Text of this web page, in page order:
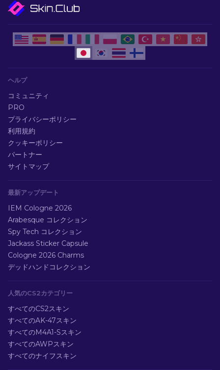
ヘルプ
コミュニティ
PRO
プライバシーポリシー
利用規約
クッキーポリシー
パートナー
サイトマップ
最新アップデート
IEM Cologne 2026
Arabesque コレクション
Spy Tech コレクション
Jackass Sticker Capsule
Cologne 2026 Charms
デッドハンドコレクション
人気のCS2カテゴリー
すべてのCS2スキン
すべてのAK-47スキン
すべてのM4A1-Sスキン
すべてのAWPスキン
すべてのナイフスキン